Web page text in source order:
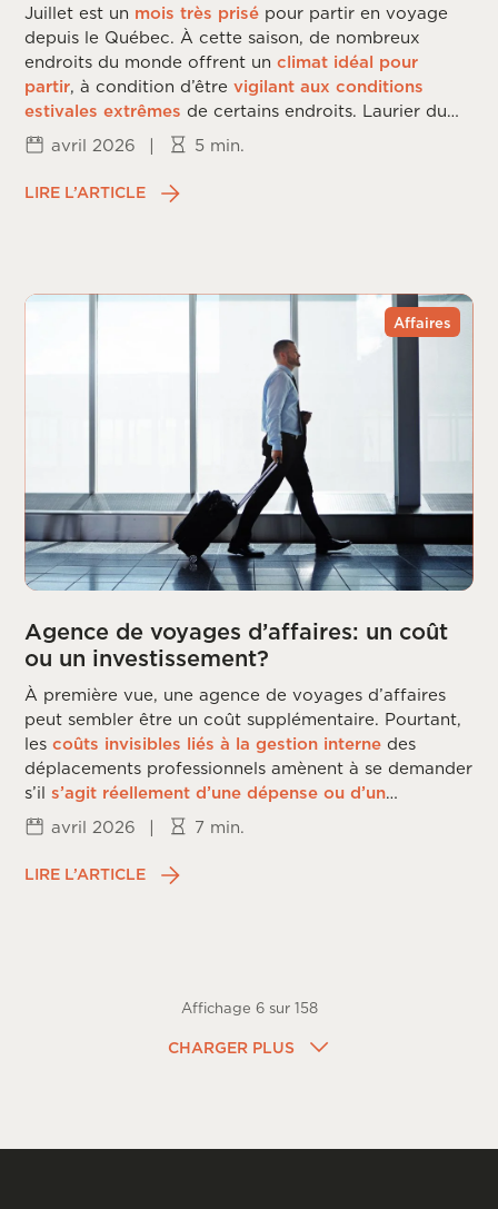
Juillet est un mois très prisé pour partir en voyage
depuis le Québec. À cette saison, de nombreux
endroits du monde offrent unclimat idéal pour
partir, à condition d’êtrevigilant aux conditions
estivales extrêmes de certains endroits. Laurier du
Vallon vous dévoile les
meilleures destinations
voyage en
juillet
avril 2026 | 5 min.
LIRE L’ARTICLE
Affaires
Agence de voyages d’affaires: un coût
ou un investissement?
À première vue, une agence de voyages d’affaires
peut sembler être un coût supplémentaire. Pourtant,
lescoûts invisibles liés à la gestion interne des
déplacements professionnels amènent à se demander
s’il s’agit réellement d’une dépense ou d’un
investissement .
avril 2026 | 7 min.
LIRE L’ARTICLE
Affichage 6sur 158
CHARGER PLUS